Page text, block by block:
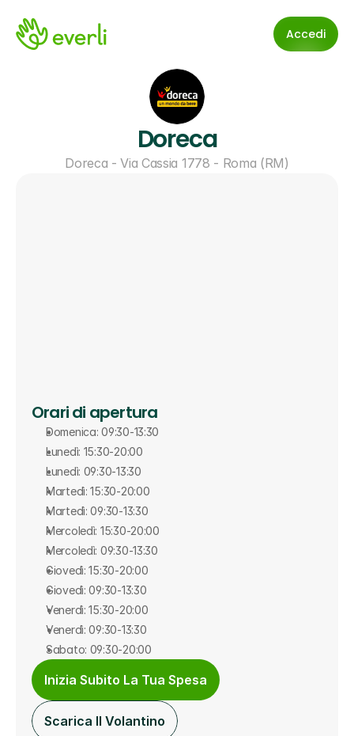
Accedi
Doreca
Doreca - Via Cassia 1778 - Roma (RM)
Orari di apertura
Domenica: 09:30-13:30
Lunedì: 15:30-20:00
Lunedì: 09:30-13:30
Martedì: 15:30-20:00
Martedì: 09:30-13:30
Mercoledì: 15:30-20:00
Mercoledì: 09:30-13:30
Giovedì: 15:30-20:00
Giovedì: 09:30-13:30
Venerdì: 15:30-20:00
Venerdì: 09:30-13:30
Sabato: 09:30-20:00
Inizia Subito La Tua Spesa
Scarica Il Volantino